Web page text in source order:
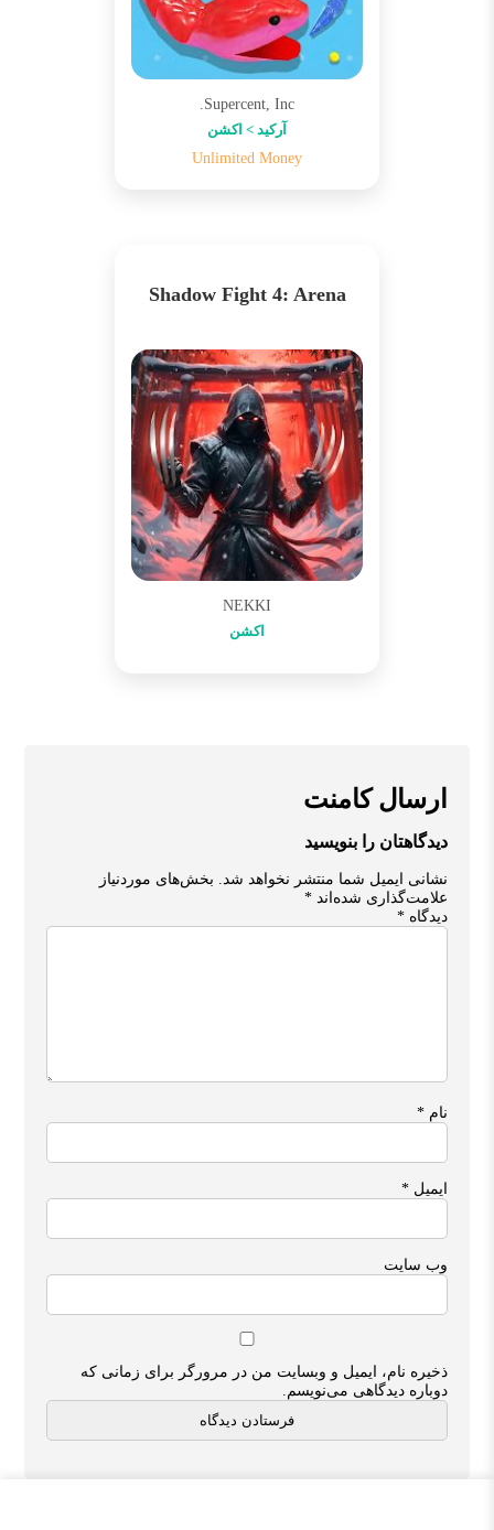
Supercent, Inc.
آرکید > اکشن
Unlimited Money
Shadow Fight 4: Arena
NEKKI
اکشن
ارسال کامنت
دیدگاهتان را بنویسید
نشانی ایمیل شما منتشر نخواهد شد. بخش‌های موردنیاز
علامت‌گذاری شده‌اند*
دیدگاه*
نام*
ایمیل*
وب‌ سایت
ذخیره نام، ایمیل و وبسایت من در مرورگر برای زمانی که
دوباره دیدگاهی می‌نویسم.